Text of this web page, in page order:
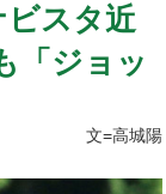
ビスタ近
「ジョッ
文=高城陽